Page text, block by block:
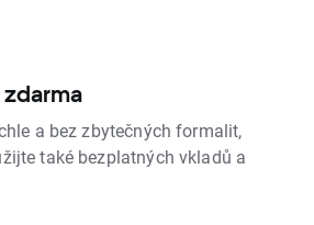
a bez zbytečných formalit,
také bezplatných vkladů a